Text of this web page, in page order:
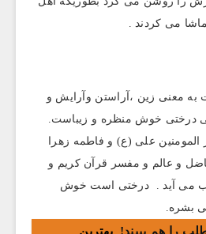
می کردند .
به معنی زین ،آراستن وآرایش و
درختی خوش منظره و زیباست.
المومنین علی (ع) و فاطمه زهرا
و عالم و مفسر قرآن کریم و
می آید . درختی است خوش
بشره.
را هم ببیند! بهترین